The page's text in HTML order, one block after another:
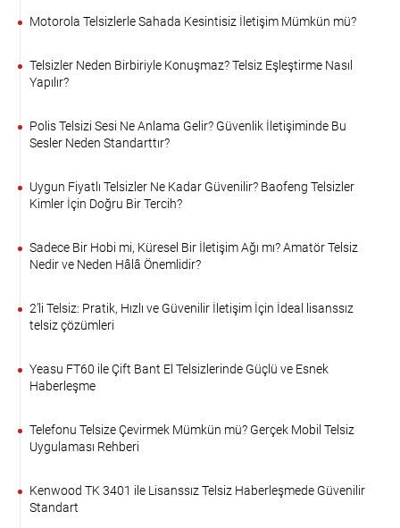
Motorola Telsizlerle Sahada Kesintisiz İletişim Mümkün mü?
Telsizler Neden Birbiriyle Konuşmaz? Telsiz Eşleştirme Nasıl
Yapılır?
Polis Telsizi Sesi Ne Anlama Gelir? Güvenlik İletişiminde Bu
Sesler Neden Standarttır?
Uygun Fiyatlı Telsizler Ne Kadar Güvenilir? Baofeng Telsizler
Kimler İçin Doğru Bir Tercih?
Sadece Bir Hobi mi, Küresel Bir İletişim Ağı mı? Amatör Telsiz
Nedir ve Neden Hâlâ Önemlidir?
2’li Telsiz: Pratik, Hızlı ve Güvenilir İletişim İçin İdeal lisanssız
telsiz çözümleri
Yeasu FT60 ile Çift Bant El Telsizlerinde Güçlü ve Esnek
Haberleşme
Telefonu Telsize Çevirmek Mümkün mü? Gerçek Mobil Telsiz
Uygulaması Rehberi
Kenwood TK 3401 ile Lisanssız Telsiz Haberleşmede Güvenilir
Standart